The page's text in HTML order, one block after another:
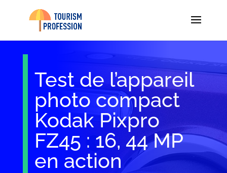
Test de l’appareil
photo compact
Kodak Pixpro
FZ45 : 16, 44 MP
en action